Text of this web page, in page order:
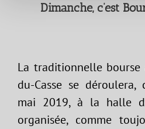
Dimanche, c’est
La traditionnelle bourse
du-Casse se
mai 2019, à la halle
organisée, comme